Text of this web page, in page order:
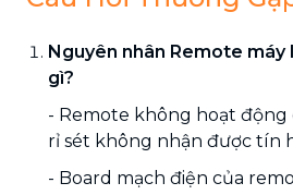
Nguyên nhân Remote máy
gì?
- Remote không hoạt động
rỉ sét không nhận được tín
- Board mạch điện của